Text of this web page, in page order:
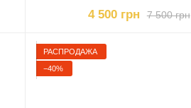
7 500 грн
4 500 грн
РАСПРОДАЖА
−40%